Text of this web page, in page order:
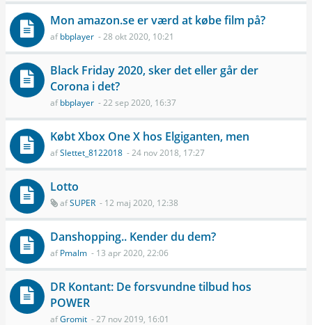
Mon amazon.se er værd at købe film på?
afbbplayer - 28 okt 2020, 10:21
Black Friday 2020, sker det eller går der
Corona i det?
afbbplayer - 22 sep 2020, 16:37
Købt Xbox One X hos Elgiganten, men
afSlettet_8122018 - 24 nov 2018, 17:27
Lotto
afSUPER - 12 maj 2020, 12:38
Danshopping.. Kender du dem?
afPmalm - 13 apr 2020, 22:06
DR Kontant: De forsvundne tilbud hos
POWER
afGromit - 27 nov 2019, 16:01